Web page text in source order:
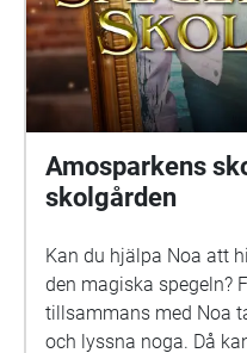
Ahlstedt, Clas
Gammals, Anne
Ingman, Anna-Maija
Are Nikkinen. Äventyret är gjort av Svenska Yle
drama. Vi hoppas att du ska ha en rolig och
spännande stund på
Amosparkens
skolgården
Kan du hjälpa Noa att
den magiska spegeln?
tillsammans med Noa
och lyssna noga. Då